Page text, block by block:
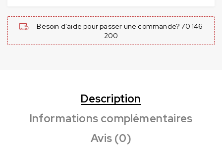
Besoin d'aide pour passer une commande? 70 146
200
Description
Informations complémentaires
Avis (0)